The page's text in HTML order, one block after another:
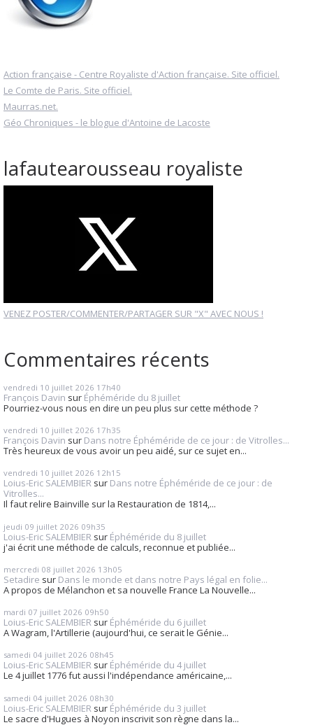
Action française - Centre Royaliste d'Action française. Site officiel.
Le Comte de Paris. Site officiel.
Maurras.net.
Géo Chroniques - le blogue d'Antoine de Lacoste
lafautearousseau royaliste
VENEZ POSTER/COMMENTER/PARTAGER SUR "X" AVEC NOUS !
Commentaires récents
vendredi 10 juillet 2026 17h40
François Davin sur Éphéméride du 8 juillet
Pourriez-vous nous en dire un peu plus sur cette méthode ?
vendredi 10 juillet 2026 17h35
François Davin sur Dans notre Éphéméride de ce jour : de Vitrolles...
Très heureux de vous avoir un peu aidé, sur ce sujet en...
vendredi 10 juillet 2026 12h15
Loius-Eric SALEMBIER sur Dans notre Éphéméride de ce jour : de
Vitrolles...
Il faut relire Bainville sur la Restauration de 1814,...
jeudi 09 juillet 2026 09h35
Loius-Eric SALEMBIER sur Éphéméride du 8 juillet
j'ai écrit une méthode de calculs, reconnue et publiée...
mercredi 08 juillet 2026 13h05
Setadire sur Dans le monde et dans notre Pays légal en folie...
A propos de Mélanchon et sa nouvelle France La Nouvelle...
mardi 07 juillet 2026 09h50
Loius-Eric SALEMBIER sur Éphéméride du 6 juillet
A Wagram, l'Artillerie (aujourd'hui, ce serait le Génie...
samedi 04 juillet 2026 08h45
Loius-Eric SALEMBIER sur Éphéméride du 4 juillet
Le 4 juillet 1776 fut aussi l'indépendance américaine,...
samedi 04 juillet 2026 08h30
Loius-Eric SALEMBIER sur Éphéméride du 3 juillet
Le sacre d'Hugues à Noyon inscrivit son règne dans la...